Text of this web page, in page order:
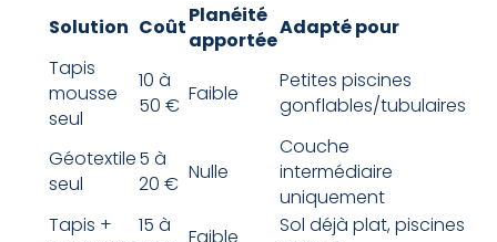
Solution CoûtPlanéité
apportée
Adapté pour
Tapis
mousse
seul
10 à
50 € Faible
Petites piscines
gonflables/tubulaires
Géotextile
seul
5 à
20 € Nulle
Couche
intermédiaire
uniquement
Tapis +
15 à
Faible
Sol déjà plat, piscines